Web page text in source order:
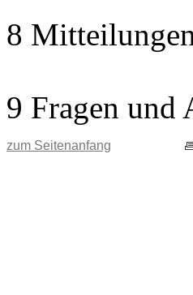
8
9 Fragen und
zum Seitenanfang